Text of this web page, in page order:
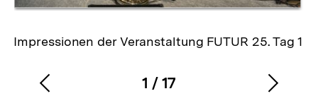
Impressionen der Veranstaltung FUTUR 25. Tag 1
Karussellinhalt
1
von
/ 17
Vorherigen